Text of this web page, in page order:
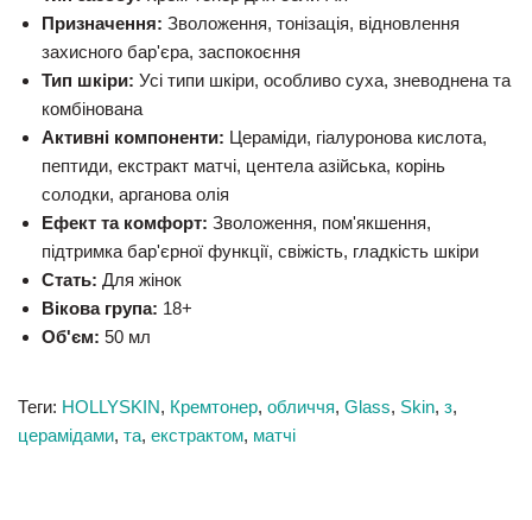
Призначення: Зволоження, тонізація, відновлення
захисного бар'єра, заспокоєння
Тип шкіри: Усі типи шкіри, особливо суха, зневоднена та
комбінована
Активні компоненти: Цераміди, гіалуронова кислота,
пептиди, екстракт матчі, центела азійська, корінь
солодки, арганова олія
Ефект та комфорт: Зволоження, пом'якшення,
підтримка бар'єрної функції, свіжість, гладкість шкіри
Стать: Для жінок
Вікова група: 18+
Об'єм: 50 мл
Теги: HOLLYSKIN, Кремтонер, обличчя, Glass, Skin, з,
церамідами, та, екстрактом, матчі